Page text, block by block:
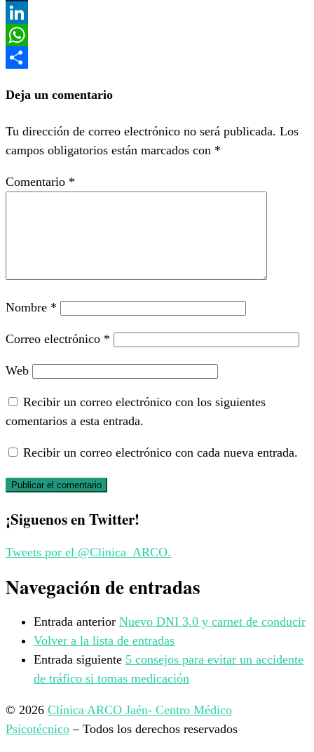
Tumblr
LinkedIn
WhatsApp
Deja un comentario
Tu dirección de correo electrónico no será publicada. Los
campos obligatorios están marcados con *
Comentario *
Nombre *
Correo electrónico *
Web
Recibir un correo electrónico con los siguientes
comentarios a esta entrada.
Recibir un correo electrónico con cada nueva entrada.
¡Siguenos en Twitter!
Tweets por el @Clinica_ARCO.
Navegación de entradas
Entrada anterior Nuevo DNI 3.0 y carnet de conducir
Volver a la lista de entradas
Entrada siguiente 5 consejos para evitar un accidente
de tráfico si tomas medicación
© 2026 Clínica ARCO Jaén- Centro Médico
Psicotécnico – Todos los derechos reservados